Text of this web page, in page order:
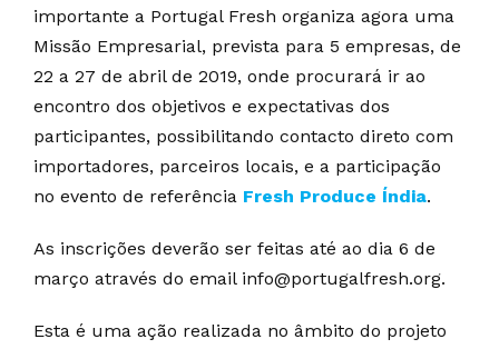
importante a Portugal Fresh organiza agora uma
Missão Empresarial, prevista para 5 empresas, de
22 a 27 de abril de 2019, onde procurará ir ao
encontro dos objetivos e expectativas dos
participantes, possibilitando contacto direto com
importadores, parceiros locais, e a participação
no evento de referência Fresh Produce Índia.
As inscrições deverão ser feitas até ao dia 6 de
março através do email info@portugalfresh.org.
Esta é uma ação realizada no âmbito do projeto